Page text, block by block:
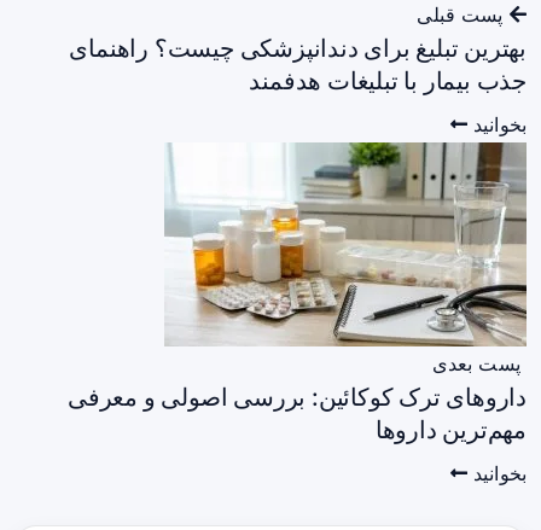
پست قبلی
بهترین تبلیغ برای دندانپزشکی چیست؟ راهنمای
جذب بیمار با تبلیغات هدفمند
بخوانید
پست بعدی
داروهای ترک کوکائین: بررسی اصولی و معرفی
مهم‌ترین داروها
بخوانید